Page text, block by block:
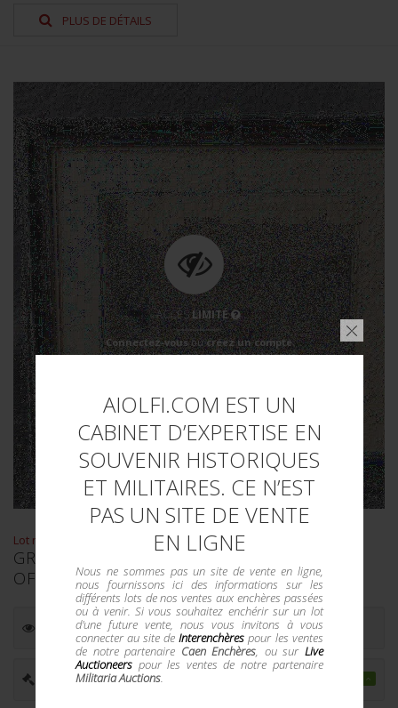
AIOLFI.COM EST UN
CABINET D’EXPERTISE EN
SOUVENIR HISTORIQUES
ET MILITAIRES. CE N’EST
PAS UN SITE DE VENTE
EN LIGNE
Nous ne sommes pas un site de vente en ligne,
nous fournissons ici des informations sur les
différents lots de nos ventes aux enchères passées
ou à venir. Si vous souhaitez enchérir sur un lot
d'une future vente, nous vous invitons à vous
connecter au site deInterenchères pour les ventes
de notre partenaire Caen Enchères, ou sur Live
Auctioneerspour les ventes de notre partenaire
Militaria Auctions.
PLUS DE DÉTAILS
ACCÈSLIMITÉ
Connectez-vousoucréez un compte
pour visualiser entièrement le catalogue
Lot n° : 1201
GRAVURE HAUS WACHENFELD. ENGRAVING
OF HAUS WACHENFELD.
ESTIMATION :100.00€
PRIX ADJUGÉ :275.00